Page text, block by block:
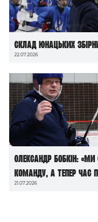
Склад юнацьких
22.07.2026
Олександр Бобкін:
команду, а тепер час
21.07.2026